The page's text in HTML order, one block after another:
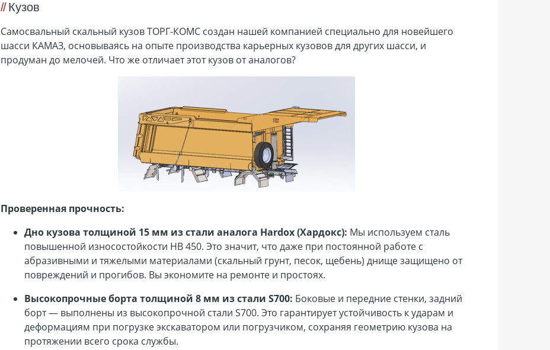
Кузов
Самосвальный скальный кузов ТОРГ-КОМС создан нашей компанией специально для новейшего
шасси КАМАЗ, основываясь на опыте производства карьерных кузовов для других шасси, и
продуман до мелочей. Что же отличает этот кузов от аналогов?
Проверенная прочность:
Дно кузова толщиной 15 мм из стали аналога Hardox (Хардокс): Мы используем сталь
повышенной износостойкости HB 450. Это значит, что даже при постоянной работе с
абразивными и тяжелыми материалами (скальный грунт, песок, щебень) днище защищено от
повреждений и прогибов. Вы экономите на ремонте и простоях.
Высокопрочные борта толщиной 8 мм из стали S700: Боковые и передние стенки, задний
борт — выполнены из высокопрочной стали S700. Это гарантирует устойчивость к ударам и
деформациям при погрузке экскаватором или погрузчиком, сохраняя геометрию кузова на
протяжении всего срока службы.